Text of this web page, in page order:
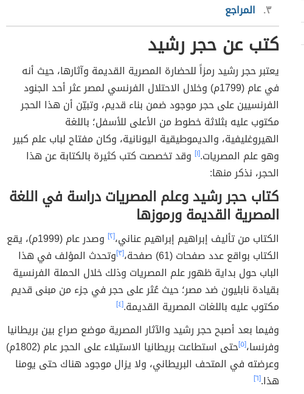
٣ المراجع
كتب عن حجر رشيد
يعتبر حجر رشيد رمزاً للحضارة المصرية القديمة وآثارها، حيث أنه
في عام (1799م) وخلال الاحتلال الفرنسي لمصر عثر أحد الجنود
الفرنسيين على حجر موجود ضمن بناء قديم، وتبيّن أن هذا الحجر
مكتوب عليه بثلاثة خطوط من الأعلى للأسفل؛ باللغة
الهيروغليفية، والديموطيقية اليونانية، وكان مفتاح لباب علم كبير
وهو علم المصريات.[١] وقد تخصصت كتب كثيرة بالكتابة عن هذا
الحجر، نذكر منها:
كتاب حجر رشيد وعلم المصريات دراسة في اللغة
المصرية القديمة ورموزها
الكتاب من تأليف إبراهيم إبراهيم عناني،[٢]
وصدر عام (1999م)، يقع
الكتاب بواقع عدد صفحات (61) صفحة،
[٣] وتحدث المؤلف في هذا
الباب حول بداية ظهور علم المصريات وذلك خلال الحملة الفرنسية
بقيادة نابليون ضد مصر؛ حيث عُثر على حجر في جزء من مبنى قديم
مكتوب عليه باللغات المصرية القديمة.[٤]
وفيما بعد أصبح حجر رشيد والآثار المصرية موضع صراع بين بريطانيا
وفرنسا،[٥]
حتى استطاعت بريطانيا الاستيلاء على الحجر عام (1802م)
وعرضته في المتحف البريطاني، ولا يزال موجود هناك حتى يومنا
هذا.[٦]